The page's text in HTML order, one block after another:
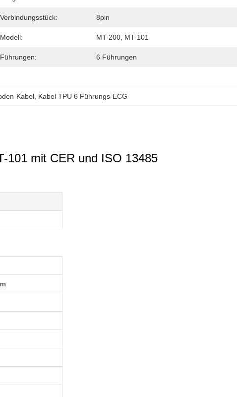
Verbindungsstück: 8pin
Modell: MT-200, MT-101
Führungen: 6 Führungen
Kabel Kabel TPU 6 Führungs-ECG
101 mit CER und ISO 13485